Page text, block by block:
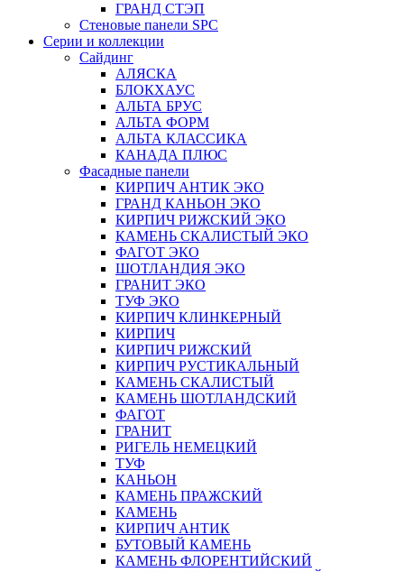
ГРАНД СТЭП
Стеновые панели SPC
Серии и коллекции
Сайдинг
АЛЯСКА
БЛОКХАУС
АЛЬТА БРУС
АЛЬТА ФОРМ
АЛЬТА КЛАССИКА
КАНАДА ПЛЮС
Фасадные панели
КИРПИЧ АНТИК ЭКО
ГРАНД КАНЬОН ЭКО
КИРПИЧ РИЖСКИЙ ЭКО
КАМЕНЬ СКАЛИСТЫЙ ЭКО
ФАГОТ ЭКО
ШОТЛАНДИЯ ЭКО
ГРАНИТ ЭКО
ТУФ ЭКО
КИРПИЧ КЛИНКЕРНЫЙ
КИРПИЧ
КИРПИЧ РИЖСКИЙ
КИРПИЧ РУСТИКАЛЬНЫЙ
КАМЕНЬ СКАЛИСТЫЙ
КАМЕНЬ ШОТЛАНДСКИЙ
ФАГОТ
ГРАНИТ
РИГЕЛЬ НЕМЕЦКИЙ
ТУФ
КАНЬОН
КАМЕНЬ ПРАЖСКИЙ
КАМЕНЬ
КИРПИЧ АНТИК
БУТОВЫЙ КАМЕНЬ
КАМЕНЬ ФЛОРЕНТИЙСКИЙ